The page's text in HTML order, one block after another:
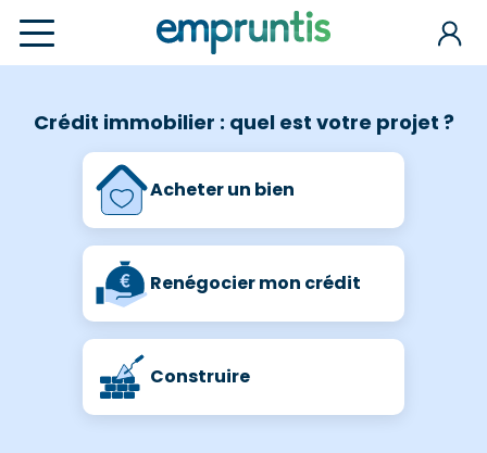
Crédit immobilier : quel est votre projet ?
Acheter un bien
Renégocier mon crédit
Construire